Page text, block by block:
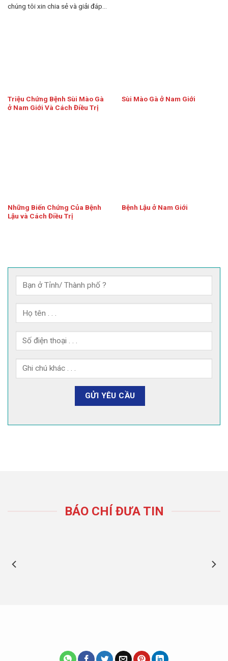
chúng tôi xin chia sẻ và giải đáp...
Triệu Chứng Bệnh Sùi Mào Gà
ở Nam Giới Và Cách Điều Trị
Sùi Mào Gà ở Nam Giới
Những Biến Chứng Của Bệnh
Lậu và Cách Điều Trị
Bệnh Lậu ở Nam Giới
BÁO CHÍ ĐƯA TIN